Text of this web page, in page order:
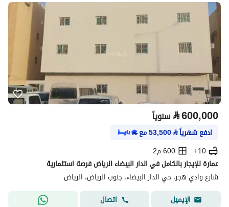
⃁600,000 سنوياً
ادفع شهرياً⃁
53,500مع
10+
600 م2
عمارة للإيجار بالكامل في الدار البيضاء الرياض فرصة استثمارية
شارع وادي هجر، حي الدار البيضاء، جنوب الرياض، الرياض
الإيميل
اتصال